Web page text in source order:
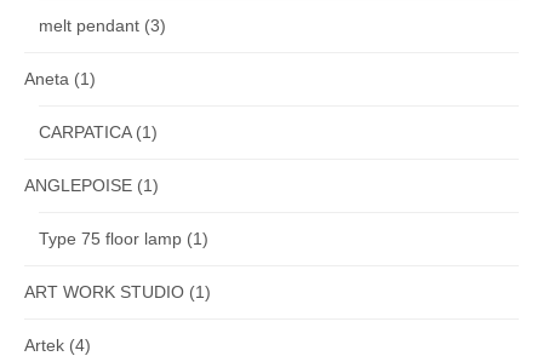
melt pendant (3)
Aneta (1)
CARPATICA(1)
ANGLEPOISE (1)
Type 75 floor lamp (1)
ART WORK STUDIO (1)
Artek (4)